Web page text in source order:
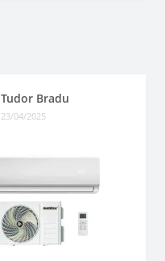
Tudor Bradu
23/04/2025